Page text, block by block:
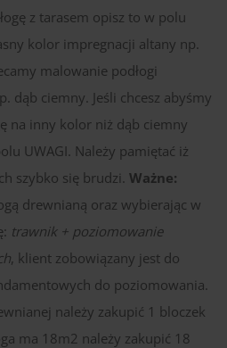
z tarasem opisz to w polu
kolor impregnacji altany np.
malowanie podłogi
dąb ciemny. Jeśli chcesz abyśmy
na inny kolor niż dąb ciemny
UWAGI. Należy pamiętać iż
szybko się brudzi. Ważne:
drewnianą oraz wybierając w
trawnik + poziomowanie
, klient zobowiązany jest do
do poziomowania.
należy zakupić 1 bloczek
ma 18m2 należy zakupić 18